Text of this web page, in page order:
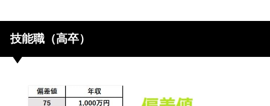
技能職（高卒）